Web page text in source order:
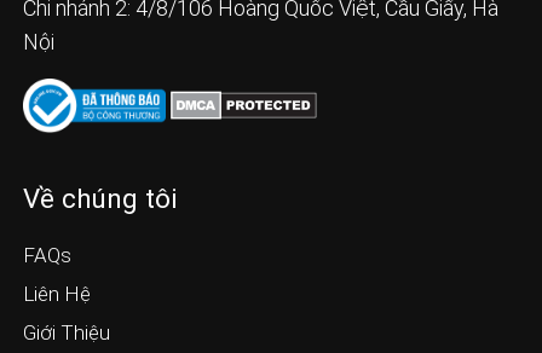
Chi nhánh 2: 4/8/106 Hoàng Quốc Việt, Cầu Giấy, Hà
Nội
Về chúng tôi
FAQs
Liên Hệ
Giới Thiệu